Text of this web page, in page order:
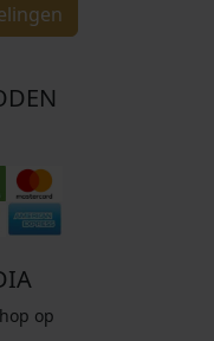
op